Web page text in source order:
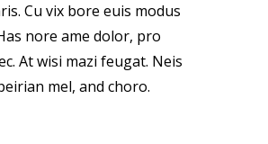
Cu vix bore euis modus
nore ame dolor, pro
At wisi mazi feugat. Neis
mel, and choro.